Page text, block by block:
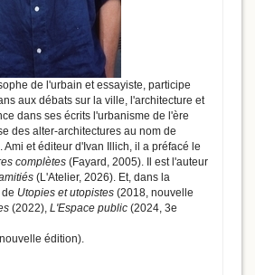
de l'urbain et essayiste, participe
aux débats sur la ville, l'architecture et
dans ses écrits l'urbanisme de l'ère
des alter-architectures au nom de
Ami et éditeur d'Ivan Illich, il a préfacé le
complètes (Fayard, 2005). Il est l'auteur
(L'Atelier, 2026). Et, dans la
Utopies et utopistes (2018, nouvelle
(2022), L'Espace public (2024, 3e
édition).